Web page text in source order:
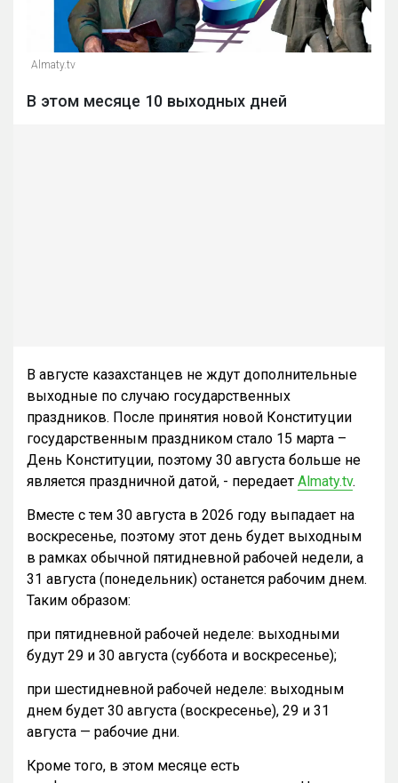
Almaty.tv
В этом месяце 10 выходных дней
В августе казахстанцев не ждут дополнительные
выходные по случаю государственных
праздников. После принятия новой Конституции
государственным праздником стало 15 марта –
День Конституции, поэтому 30 августа больше не
является праздничной датой, - передает Almaty.tv.
Вместе с тем 30 августа в 2026 году выпадает на
воскресенье, поэтому этот день будет выходным
в рамках обычной пятидневной рабочей недели, а
31 августа (понедельник) останется рабочим днем.
Таким образом:
при пятидневной рабочей неделе: выходными
будут 29 и 30 августа (суббота и воскресенье);
при шестидневной рабочей неделе: выходным
днем будет 30 августа (воскресенье), 29 и 31
августа — рабочие дни.
Кроме того, в этом месяце есть